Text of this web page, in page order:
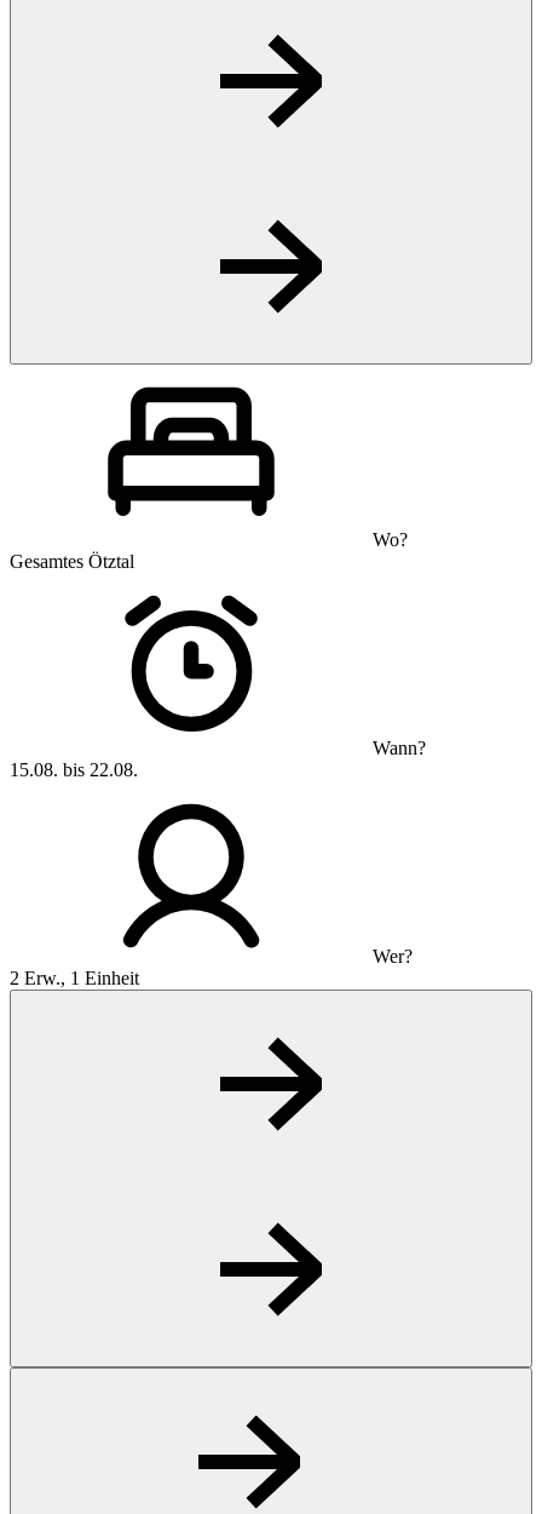
Wo?
Gesamtes Ötztal
Wann?
15.08. bis 22.08.
Wer?
2 Erw., 1 Einheit